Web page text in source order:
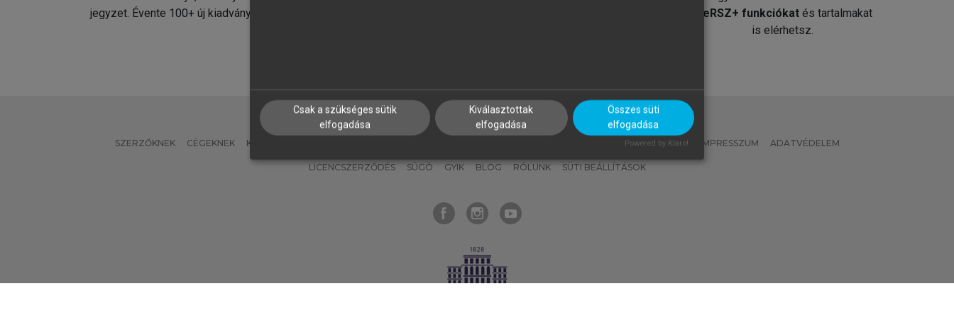
jegyzet. Évente 100+ új kiadvány.
MeRSZ+ funkciókat és tartalmakat
is elérhetsz.
SZERZŐKNEK CÉGEKNEK KÖNYVTÁROSOKNAK MI – ÁLTALÁNOS IRÁNYELVEK IMPRESSZUM ADATVÉDELEM
LICENCSZERZŐDÉS SÚGÓ GYIK BLOG RÓLUNK SÜTI BEÁLLÍTÁSOK
Csak a szükséges sütik
elfogadása
Kiválasztottak
elfogadása
Összes süti
elfogadása
Powered by Klaro!